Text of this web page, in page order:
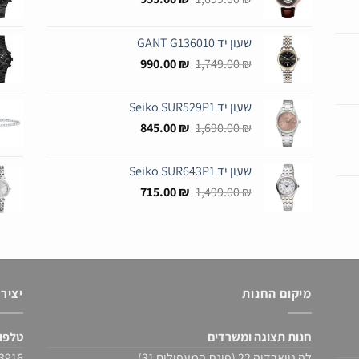
1,699.00 ₪.
955.00 ₪.
שעון יד GANT G136010
1,749.00₪
המחיר
1,749.00 ₪.
990.00₪
המחיר
990.00 ₪.
שעון יד Seiko SUR529P1
1,690.00₪
המחיר
1,690.00 ₪.
845.00₪
המחיר
845.00 ₪.
שעון יד Seiko SUR643P1
1,499.00₪
המחיר
715.00₪
המחיר
מיקום החנות
חנות תצוגה ומשרדים